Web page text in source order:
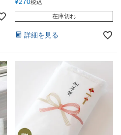
税込
在庫切れ
詳細を見る